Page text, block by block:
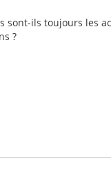
sont-ils toujours les
?